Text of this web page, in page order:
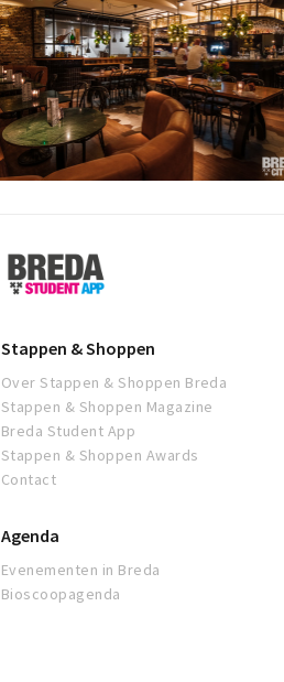
Breda
Student
App
Stappen & Shoppen
Over Stappen & Shoppen Breda
Stappen & Shoppen Magazine
Breda Student App
Stappen & Shoppen Awards
Contact
Agenda
Evenementen in Breda
Bioscoopagenda